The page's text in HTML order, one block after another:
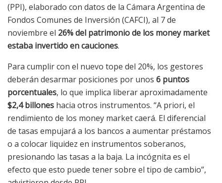
(PPI), elaborado con datos de la Cámara Argentina de
Fondos Comunes de Inversión (CAFCI), al 7 de
noviembre el 26% del patrimonio de los money market
estaba invertido en cauciones.
Para cumplir con el nuevo tope del 20%, los gestores
deberán desarmar posiciones por unos 6 puntos
porcentuales, lo que implica liberar aproximadamente
$2,4 billones hacia otros instrumentos. “A priori, el
rendimiento de los money market caerá. El diferencial
de tasas empujará a los bancos a aumentar préstamos
o a colocar liquidez en instrumentos soberanos,
presionando las tasas a la baja. La incógnita es el
efecto que esto puede tener sobre el tipo de cambio”,